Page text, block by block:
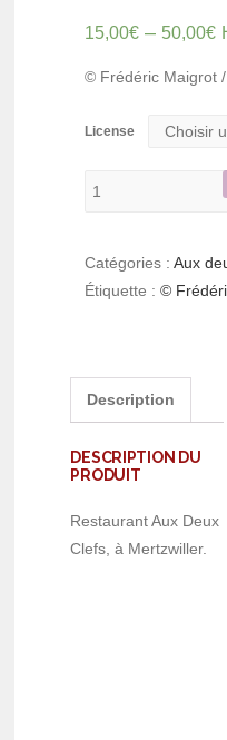
15,00€ – 50,00€
© Frédéric Maigrot /
License
Catégories :Aux
Étiquette :©
Description
DESCRIPTION DU
PRODUIT
Restaurant Aux Deux
Clefs, à Mertzwiller.